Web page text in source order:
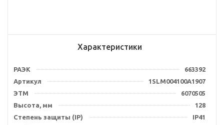
Характеристики
РАЭК
663392
Артикул
1SLM004100A1907
ЭТМ
6070505
Высота, мм
128
Степень защиты (IP)
IP41